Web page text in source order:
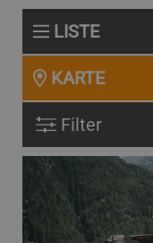
LISTE
KARTE
Filter